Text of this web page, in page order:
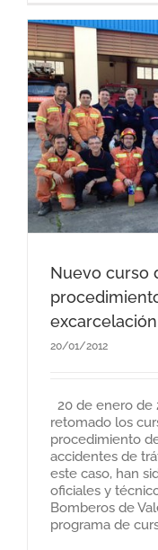
Nuevo curso
excarcelación
20/01/2012
20 de enero de
retomado los
procedimiento
accidentes de
este caso, han
oficiales y
Bomberos de
programa de